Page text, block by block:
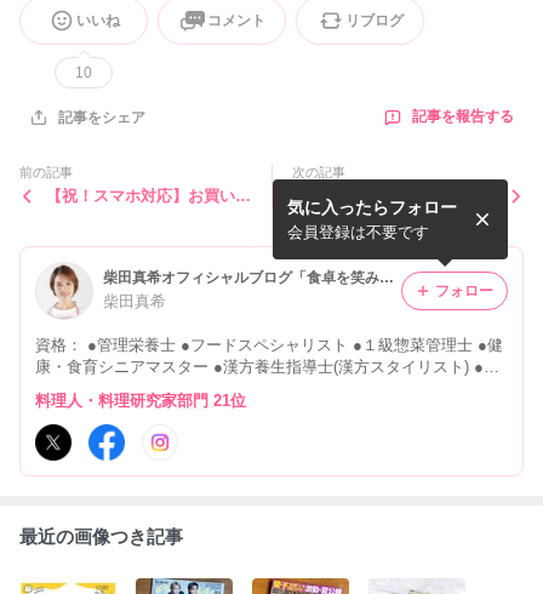
いいね
10
コメント リブログ
記事をシェア 記事を報告する
前の記事
【祝！スマホ対応】お買い物
次の記事
【月刊茶の間】こめ油 植草
真奈美さん
柴田真希オフィシャルブログ「食卓を笑みでいっぱいに…」 Powered by Ameba
柴田真希
資格： ●管理栄養士 ●フードスペシャリスト ●１級惣菜管理士 ●健
康・食育シニアマスター ●漢方養生指導士(漢方スタイリスト) ●食
アスリート・ジュニアインストラクター を保有する食のエキスパ
ート柴田真希のお仕事日記
気に入ったらフォロー
会員登録は不要です
フォロー
料理人・料理研究家部門 21位
最近の画像つき記事